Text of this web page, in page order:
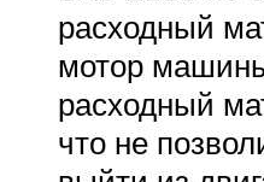
расходный
мотор
расходный
что не